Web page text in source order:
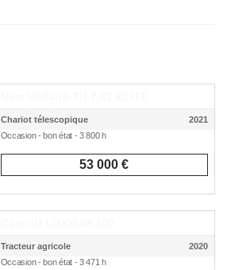
Chariot télescopique
2021
Occasion - bon état - 3 800 h
53 000 €
Tracteur agricole
2020
Occasion - bon état - 3 471 h